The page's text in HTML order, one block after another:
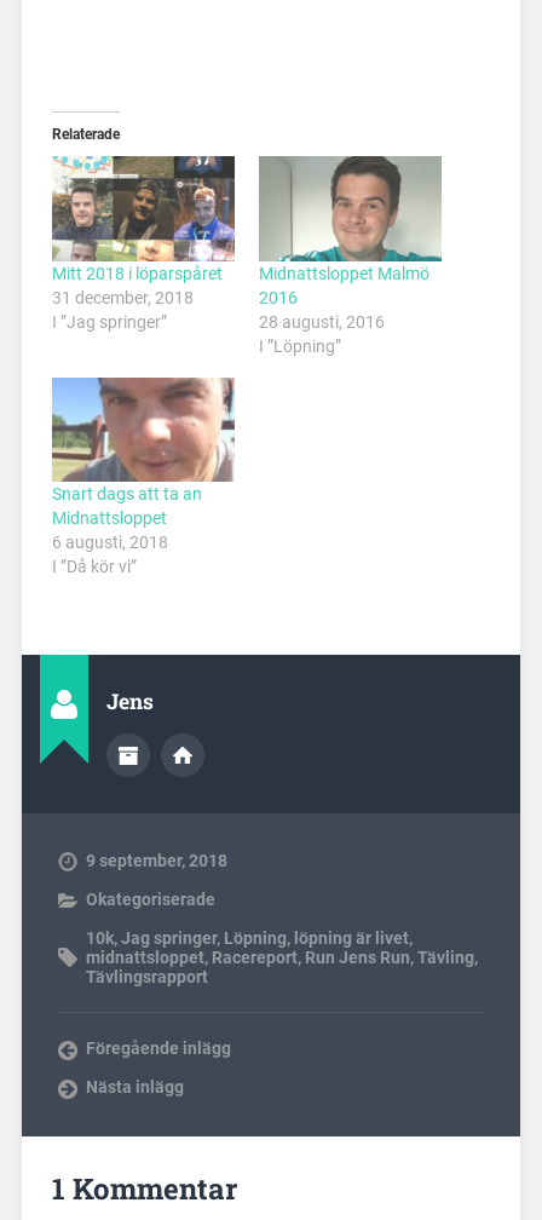
Relaterade
Mitt 2018 i löparspåret
31 december, 2018
I ”Jag springer”
Midnattsloppet Malmö
2016
28 augusti, 2016
I ”Löpning”
Snart dags att ta an
Midnattsloppet
6 augusti, 2018
I ”Då kör vi”
Jens
9 september, 2018
Okategoriserade
10k,Jag springer, Löpning, löpning är livet,
midnattsloppet, Racereport, Run Jens Run,Tävling,
Tävlingsrapport
Föregående inlägg
Nästa inlägg
1 Kommentar